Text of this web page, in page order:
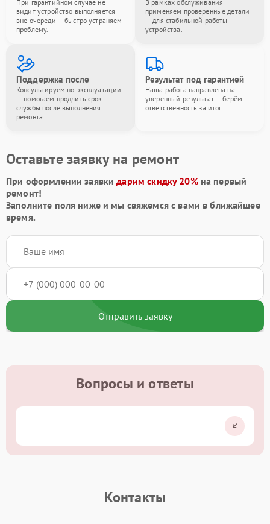
При гарантийном случае не
видит устройство выполняется
вне очереди — быстро устраняем
проблему.
В рамках обслуживания
применяем проверенные детали
— для стабильной работы
устройства.
Поддержка после
Консультируем по эксплуатации
— помогаем продлить срок
службы после выполнения
ремонта.
Результат под гарантией
Наша работа направлена на
уверенный результат — берём
ответственность за итог.
Оставьте заявку на ремонт
При оформлении заявкидарим скидку 20%на первый
ремонт!
Заполните поля ниже и мы свяжемся с вами в ближайшее
время.
Отправить заявку
Вопросы и ответы
Контакты